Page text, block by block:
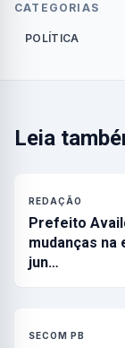
CATEGORIAS
POLÍTICA
Leia
REDAÇÃO
Prefeito
mudanças na
jun…
SECOM PB